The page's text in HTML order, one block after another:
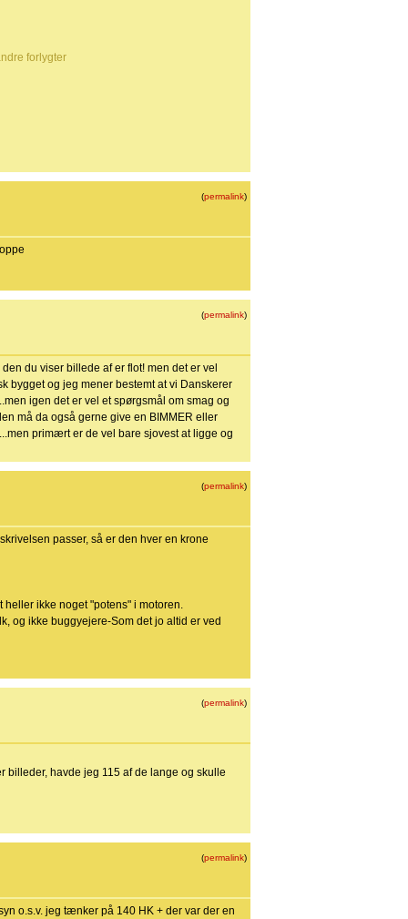
forlygter
(permalink)
(permalink)
du viser billede af er flot! men det er vel
bygget og jeg mener bestemt at vi Danskerer
igen det er vel et spørgsmål om smag og
må da også gerne give en BIMMER eller
primært er de vel bare sjovest at ligge og
(permalink)
passer, så er den hver en krone
ikke noget "potens" i motoren.
og ikke buggyejere-Som det jo altid er ved
(permalink)
billeder, havde jeg 115 af de lange og skulle
(permalink)
o.s.v. jeg tænker på 140 HK + der var der en